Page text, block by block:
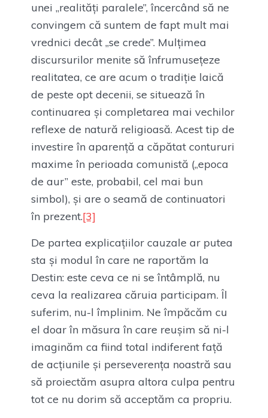
unei „realități paralele”, încercând să ne
convingem că suntem de fapt mult mai
vrednici decât „se crede”. Mulțimea
discursurilor menite să înfrumusețeze
realitatea, ce are acum o tradiție laică
de peste opt decenii, se situează în
continuarea și completarea mai vechilor
reflexe de natură religioasă. Acest tip de
investire în aparență a căpătat contururi
maxime în perioada comunistă („epoca
de aur” este, probabil, cel mai bun
simbol), și are o seamă de continuatori
în prezent.[3]
De partea explicațiilor cauzale ar putea
sta și modul în care ne raportăm la
Destin: este ceva ce ni se întâmplă, nu
ceva la realizarea căruia participam. Îl
suferim, nu-l împlinim. Ne împăcăm cu
el doar în măsura în care reușim să ni-l
imaginăm ca fiind total indiferent față
de acțiunile și perseverența noastră sau
să proiectăm asupra altora culpa pentru
tot ce nu dorim să acceptăm ca propriu.